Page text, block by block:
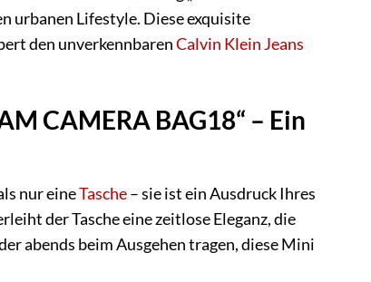
urbanen Lifestyle. Diese exquisite
den unverkennbarenCalvin Klein Jeans
CAMERA BAG18“ – Ein
nur eineTasche– sie ist ein Ausdruck Ihres
der Tasche eine zeitlose Eleganz, die
abends beim Ausgehen tragen, diese Mini